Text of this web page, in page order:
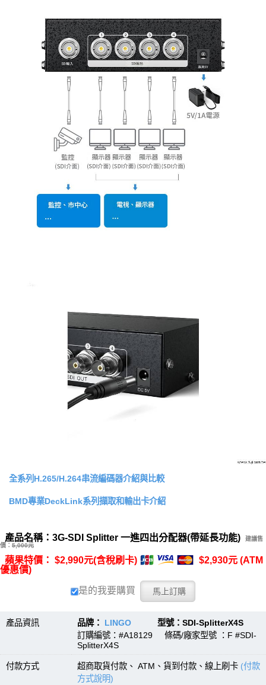
全系列H.265/H.264串流編碼器介紹與比較
BMD專業DeckLink系列擷取和輸出卡介紹
產品名稱：3G-SDI Splitter 一進四出分配器(帶延長功能)
建議售
價： 5,000元
蘋果特價： $2,990元(含稅刷卡)
$2,930元 (ATM
優惠價)
是的我要購買
產品資訊 品牌： LINGO 型號：SDI-SplitterX4S
訂購編號：#A18129 條碼/廠家型號 ：F #SDI-
SplitterX4S
付款方式 超商取貨付款、 ATM、貨到付款、線上刷卡 (付款
方式說明)